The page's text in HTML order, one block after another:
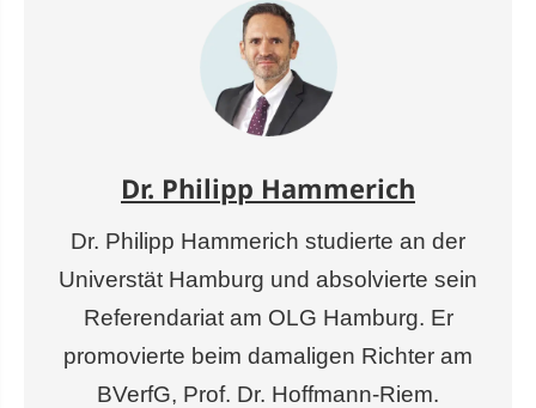
Dr. Philipp Hammerich
Dr. Philipp Hammerich studierte an der
Universtät Hamburg und absolvierte sein
Referendariat am OLG Hamburg. Er
promovierte beim damaligen Richter am
BVerfG, Prof. Dr. Hoffmann-Riem.